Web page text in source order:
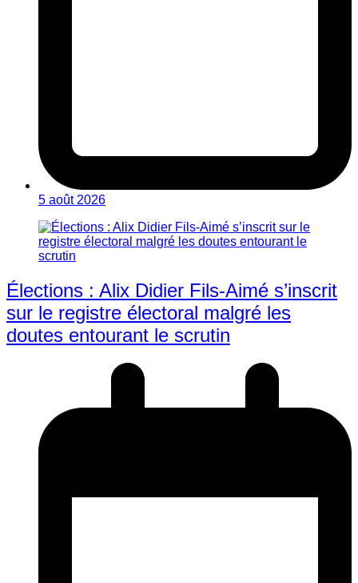
5 août 2026
Élections : Alix Didier Fils-Aimé s’inscrit
sur le registre électoral malgré les
doutes entourant le scrutin